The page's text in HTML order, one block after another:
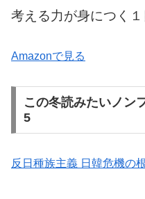
考える力が身につく
Amazonで見る
この冬読みたいノン
5
反日種族主義 日韓危機の